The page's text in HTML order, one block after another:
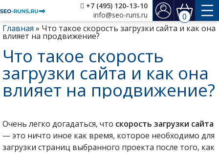
+7 (495) 120-13-10
info@seo-runs.ru
0
Главная » Что такое скорость загрузки сайта и как она
влияет на продвижение?
Что такое скорость
загрузки сайта и как она
влияет на продвижение?
Очень легко догадаться, что скорость загрузки сайта
— это ничто иное как время, которое необходимо для
загрузки страниц выбранного проекта после того, как